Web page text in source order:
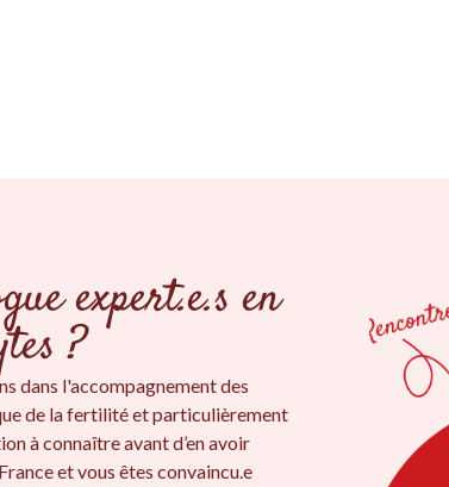
expert.e.s en
?
dans l'accompagnement des
de la fertilité et particulièrement
à connaître avant d’en avoir
et vous êtes convaincu.e